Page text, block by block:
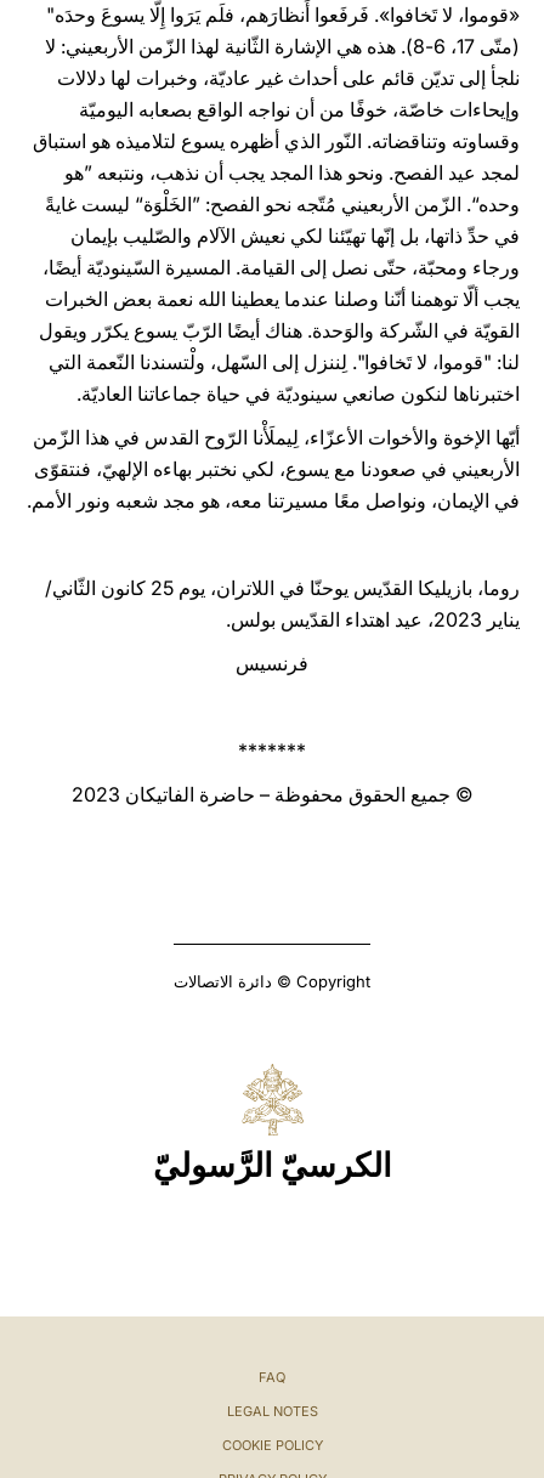
«قوموا، لا تَخافوا». فَرفَعوا أَنظارَهم، فلَم يَرَوا إِلّا يسوعَ وحدَه"
(متّى 17، 6-8). هذه هي الإشارة الثّانية لهذا الزّمن الأربعيني: لا
نلجأ إلى تديّن قائم على أحداث غير عاديّة، وخبرات لها دلالات
وإيحاءات خاصّة، خوفًا من أن نواجه الواقع بصعابه اليوميّة
وقساوته وتناقضاته. النّور الذي أظهره يسوع لتلاميذه هو استباق
لمجد عيد الفصح. ونحو هذا المجد يجب أن نذهب، ونتبعه ”هو
وحده“. الزّمن الأربعيني مُتّجه نحو الفصح: ”الخَلْوَة“ ليست غايةً
في حدِّ ذاتها، بل إنّها تهيّئنا لكي نعيش الآلام والصّليب بإيمان
ورجاء ومحبّة، حتّى نصل إلى القيامة. المسيرة السّينوديّة أيضًا،
يجب ألّا توهمنا أنّنا وصلنا عندما يعطينا الله نعمة بعض الخبرات
القويّة في الشّركة والوَحدة. هناك أيضًا الرّبّ يسوع يكرّر ويقول
لنا: "قوموا، لا تَخافوا". لِننزل إلى السّهل، ولْتسندنا النّعمة التي
اختبرناها لنكون صانعي سينوديّة في حياة جماعاتنا العاديّة.
أيّها الإخوة والأخوات الأعزّاء، لِيملَأْنا الرّوح القدس في هذا الزّمن
الأربعيني في صعودنا مع يسوع، لكي نختبر بهاءه الإلهيّ، فنتقوّى
في الإيمان، ونواصل معًا مسيرتنا معه، هو مجد شعبه ونور الأمم.
روما، بازيليكا القدّيس يوحنّا في اللاتران، يوم 25 كانون الثّاني/
يناير 2023، عيد اهتداء القدّيس بولس.
فرنسيس
*******
© جميع الحقوق محفوظة – حاضرة الفاتيكان 2023
Copyright © دائرة الاتصالات
الكرسيّ الرَّسوليّ
FAQ
LEGAL NOTES
COOKIE POLICY